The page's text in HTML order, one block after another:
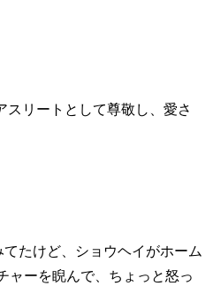
スリートとして尊敬し、愛さ
たけど、ショウヘイがホーム
ャーを睨んで、ちょっと怒っ